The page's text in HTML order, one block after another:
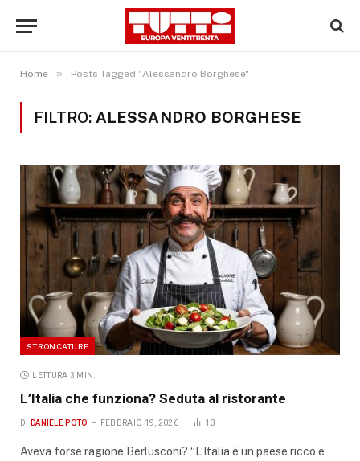
Home » Posts Tagged "Alessandro Borghese"
FILTRO: ALESSANDRO BORGHESE
STRONCATURE
LETTURA 3 MIN.
L’Italia che funziona? Seduta al ristorante
DI DANIELE POTO FEBBRAIO 19, 2026 13
Aveva forse ragione Berlusconi? “L’Italia è un paese ricco e